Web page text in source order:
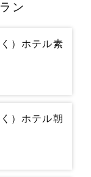
ン
）ホテル素
）ホテル朝